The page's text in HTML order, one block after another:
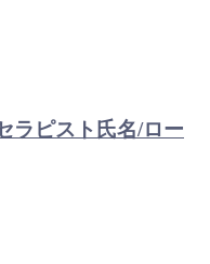
ラピスト氏名/ロー